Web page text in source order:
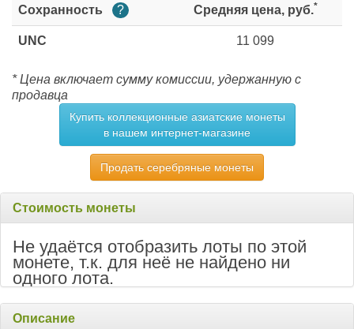
Сохранность
? Средняя цена, руб.*
UNC 11 099
* Цена включает сумму комиссии, удержанную с
продавца
Купить коллекционные азиатские монеты
в нашем интернет-магазине
Продать серебряные монеты
Стоимость монеты
Не удаётся отобразить лоты по этой
монете, т.к. для неё не найдено ни
одного лота.
Описание